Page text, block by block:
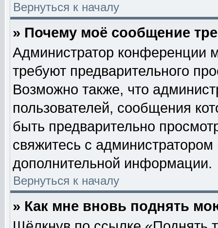
Вернуться к началу
» Почему моё сообщение
Администратор конференции
требуют предварительного
Возможно также, что
пользователей, сообщения
быть предварительно
свяжитесь с
дополнительной информации.
Вернуться к началу
» Как мне вновь поднять